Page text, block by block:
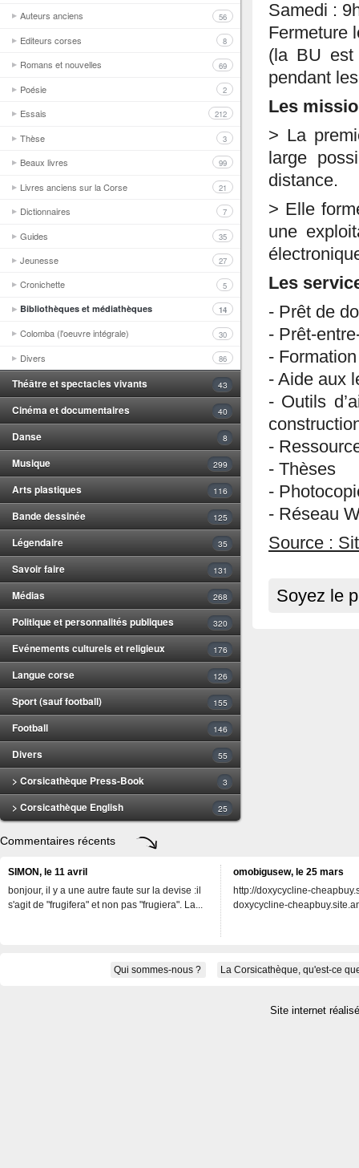
Auteurs anciens 56
Editeurs corses 8
Romans et nouvelles 69
Poésie 2
Essais 212
Thèse 3
Beaux livres 99
Livres anciens sur la Corse 21
Dictionnaires 7
Guides 35
Jeunesse 27
Cronichette 5
Bibliothèques et médiathèques 14
Colomba (l'oeuvre intégrale) 30
Divers 86
Théâtre et spectacles vivants 43
Cinéma et documentaires 40
Danse 8
Musique 299
Arts plastiques 116
Bande dessinée 125
Légendaire 35
Savoir faire 131
Médias 268
Politique et personnalités publiques 320
Evénements culturels et religieux 176
Langue corse 126
Sport (sauf football) 155
Football 146
Divers 55
> Corsicathèque Press-Book 3
> Corsicathèque English 25
Samedi :
Fermeture
(la BU est
pendant
Les
> La
large
distance.
> Elle
une
Les
- Prêt de
- Prêt-
-
- Aide aux
- Outils
-
- Thèses
-
- Réseau
Source :
Soyez le
Commentaires récents
SIMON, le 11 avril
bonjour, il y a une autre faute sur la devise :il
s'agit de "frugifera" et non pas "frugiera". La...
omobigusew, le 25 mars
http://doxycycline-
doxycycline-
Qui sommes-nous ? La Corsicathèque, qu'est-ce
Site internet